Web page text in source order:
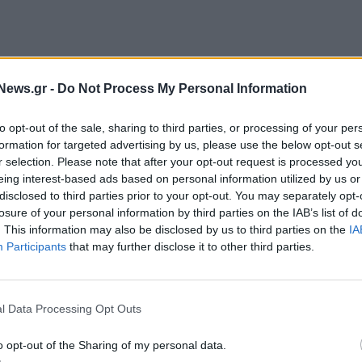
- Do Not Process My Personal Information
opt-out of the sale, sharing to third parties, or processing of your
for targeted advertising by us, please use the below opt-out
selection. Please note that after your opt-out request is processed
interest-based ads based on personal information utilized by us
to third parties prior to your opt-out. You may separately
of your personal information by third parties on the IAB’s list of
This information may also be disclosed by us to third parties on the
Participants that may further disclose it to other third parties.
Data Processing Opt Outs
opt-out of the Sharing of my personal data.
εντοπισμό της Αναστασία Μπερεζόβσκα
μετά την τοποθέτηση της βόμβας στην είσοδο
τραυματίζοντας τον εκατομμυριούχο Βαντίμ
τους.